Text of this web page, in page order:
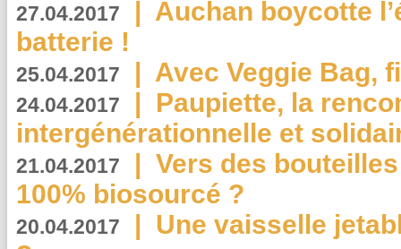
27.04.2017 | Auchan boycotte
batterie !
25.04.2017 | Avec Veggie Bag,
24.04.2017 | Paupiette, la
intergénérationnelle et
21.04.2017 | Vers des
100% biosourcé ?
20.04.2017 | Une vaisselle